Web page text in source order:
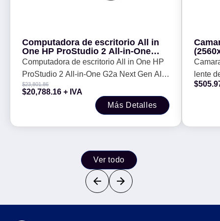
Computadora de escritorio All in
One HP ProStudio 2 All-in-One
G2a Next Gen AI 23.8
(D31RJLT#ABM). AMD Ryzen AI 7
445 - RAM 16GB (1X16GB), SSD
512 GB, Win
Computadora de escritorio All in One HP
ProStudio 2 All-in-One G2a Next Gen AI
23.8 (D31RJLT#ABM). AMD Ryzen AI 7
445 - RAM 16GB (1X16GB), SSD 512 GB,
$23,801.86
$20,788.16 + IVA
Más Detalles
de
lente
$
Ver todo